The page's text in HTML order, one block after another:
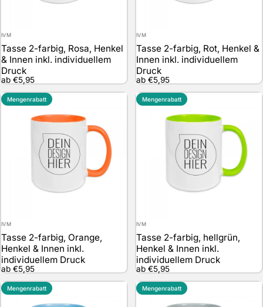
Anbieter:
IVM
Tasse 2-farbig, Rosa, Henkel
& Innen inkl. individuellem
Druck
ab €5,95
Anbieter:
IVM
Tasse 2-farbig, Rot, Henkel &
Innen inkl. individuellem
Druck
ab €5,95
Mengenrabatt
Anbieter:
IVM
Tasse 2-farbig, Orange,
Henkel & Innen inkl.
individuellem Druck
ab €5,95
Mengenrabatt
Anbieter:
IVM
Tasse 2-farbig, hellgrün,
Henkel & Innen inkl.
individuellem Druck
ab €5,95
Mengenrabatt Mengenrabatt